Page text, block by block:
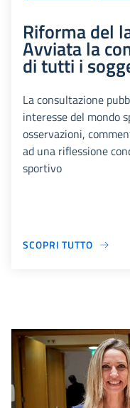
Riforma del
Avviata la
di tutti i
La consultazione
interesse del mondo
osservazioni,
ad una riflessione
sportivo
SCOPRI TUTTO